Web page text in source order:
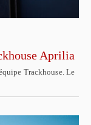
Aprilia
Trackhouse. Le